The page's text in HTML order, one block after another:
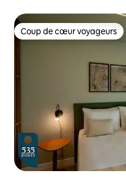
Coup de cœur voyageurs
Coup de cœur voyageurs